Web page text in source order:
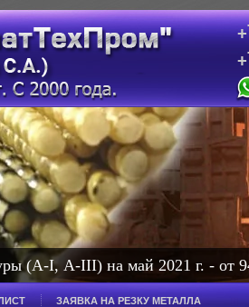
(А-I, А-III) на май 2021 г. - от
ЗАЯВКА НА РЕЗКУ МЕТАЛЛА